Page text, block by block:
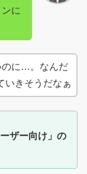
に
のに…。なんだ
いきそうだなぁ
ザー向け」の